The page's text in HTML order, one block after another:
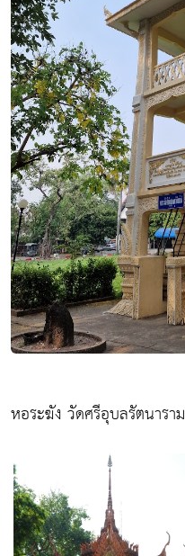
หอระฆัง วัดศรีอุบลรัตนาราม